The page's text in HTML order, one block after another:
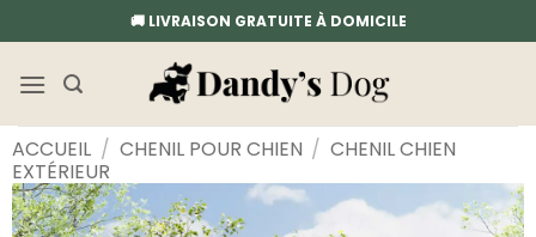
au
contenu
🚚 LIVRAISON GRATUITE À DOMICILE
ACCUEIL / CHENIL POUR CHIEN / CHENIL CHIEN
EXTÉRIEUR